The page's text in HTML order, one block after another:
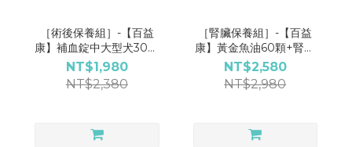
［術後保養組］-【百益
康】補血錠中大型犬30顆
+複合型胺基酸30顆
NT$1,980
NT$2,380
［腎臟保養組］-【百益
康】黃金魚油60顆+腎益
膠囊30顆
NT$2,580
NT$2,980